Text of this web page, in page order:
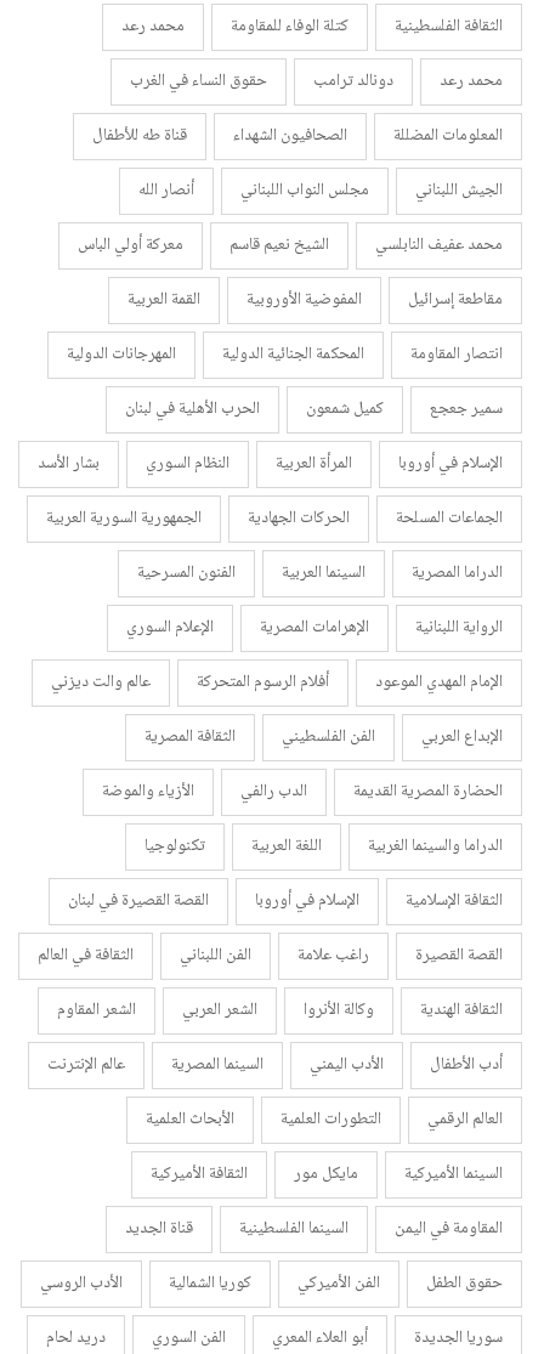
الثقافة الفلسطينية
كتلة الوفاء للمقاومة
محمد رعد
محمد رعد
دونالد ترامب
حقوق النساء في الغرب
المعلومات المضللة
الصحافيون الشهداء
قناة طه للأطفال
الجيش اللبناني
مجلس النواب اللبناني
أنصار الله
محمد عفيف النابلسي
الشيخ نعيم قاسم
معركة أولي الباس
مقاطعة إسرائيل
المفوضية الأوروبية
القمة العربية
انتصار المقاومة
المحكمة الجنائية الدولية
المهرجانات الدولية
سمير جعجع
كميل شمعون
الحرب الأهلية في لبنان
الإسلام في أوروبا
المرأة العربية النظام السوري
بشار الأسد
الجماعات المسلحة
الحركات الجهادية
الجمهورية السورية العربية
الدراما المصرية
السينما العربية
الفنون المسرحية
الرواية اللبنانية
الإهرامات المصرية
الإعلام السوري
الإمام المهدي الموعود
أفلام الرسوم المتحركة
عالم والت ديزني
الإبداع العربي
الفن الفلسطيني
الثقافة المصرية
الحضارة المصرية القديمة
الدب رالفي
الأزياء والموضة
الدراما والسينما الغربية
اللغة العربية
تكنولوجيا
الثقافة الإسلامية
الإسلام في أوروبا
القصة القصيرة في لبنان
القصة القصيرة
راغب علامة الفن اللبناني
الثقافة في العالم
الثقافة الهندية
وكالة الأنروا الشعر العربي
الشعر المقاوم
أدب الأطفال
الأدب اليمني السينما المصرية
عالم الإنترنت
العالم الرقمي
التطورات العلمية
الأبحاث العلمية
السينما الأميركية
مايكل مور
الثقافة الأميركية
المقاومة في اليمن
السينما الفلسطينية
قناة الجديد
حقوق الطفل
الفن الأميركي كوريا الشمالية
الأدب الروسي
سوريا الجديدة
أبو العلاء المعري الفن السوري
دريد لحام